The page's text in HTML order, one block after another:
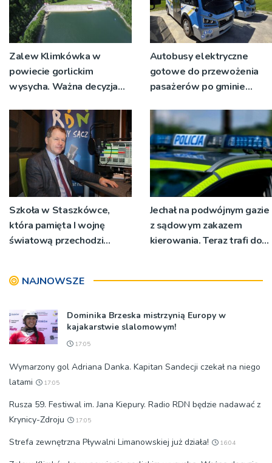
Zalew Klimkówka w
powiecie gorlickim
wysycha. Ważna decyzja
Autobusy elektryczne
gotowe do przewożenia
pasażerów po gminie
Szkoła w Staszkówce,
która pamięta I wojnę
światową przechodzi
Jechał na podwójnym gazie
z sądowym zakazem
kierowania. Teraz trafi do
NAJNOWSZE
Dominika Brzeska mistrzynią Europy w
kajakarstwie slalomowym!
17:05
Wymarzony gol Adriana Danka. Kapitan Sandecji czekał na niego
latami
17:05
Rusza 59. Festiwal im. Jana Kiepury. Radio RDN będzie nadawać z
Krynicy-Zdroju
17:05
Strefa zewnętrzna Pływalni Limanowskiej już działa! 16:04